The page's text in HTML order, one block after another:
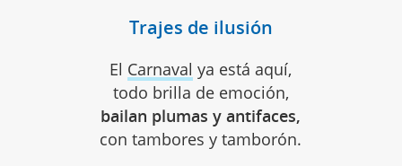
Trajes de ilusión
El Carnaval ya está aquí,
todo brilla de emoción,
bailan plumas y antifaces,
con tambores y tamborón.